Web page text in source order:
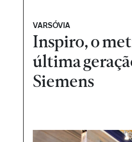
VARSÓVIA
Inspiro, o
última
Siemens